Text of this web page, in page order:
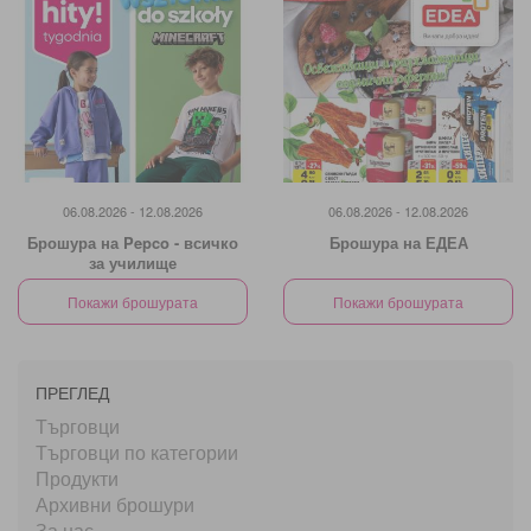
06.08.2026 - 12.08.2026
Брошура на Pepco - всичко
за училище
Покажи брошурата
06.08.2026 - 12.08.2026
Брошура на ЕДЕА
Покажи брошурата
ПРЕГЛЕД
Търговци
Търговци по категории
Продукти
Архивни брошури